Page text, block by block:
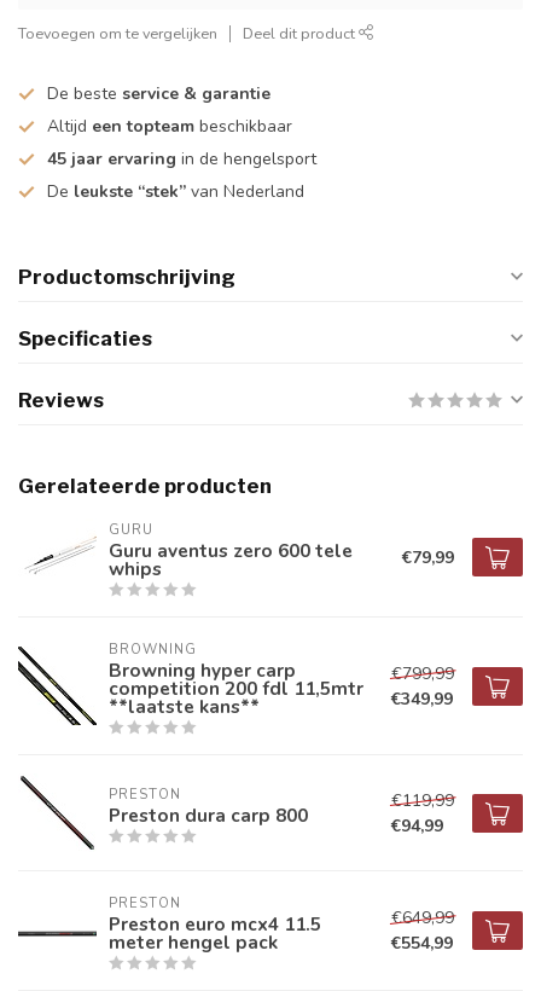
Toevoegen om te vergelijken Deel dit product
De beste service & garantie
Altijd een topteam beschikbaar
45 jaar ervaring in de hengelsport
De leukste “stek” van Nederland
Productomschrijving
Specificaties
Reviews
Gerelateerde producten
GURU
Guru aventus zero 600 tele
whips €79,99
BROWNING
Browning hyper carp
competition 200 fdl 11,5mtr
**laatste kans**
€799,99
€349,99
PRESTON
Preston dura carp 800
€119,99
€94,99
PRESTON
Preston euro mcx4 11.5
meter hengel pack
€649,99
€554,99